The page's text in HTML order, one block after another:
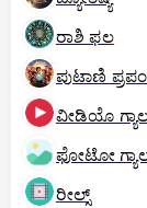
ರಾಶಿ ಫಲ
ಪುಟಾಣಿ
ವೀಡಿಯೊ
ಫೋಟೋ
ರೀಲ್ಸ್